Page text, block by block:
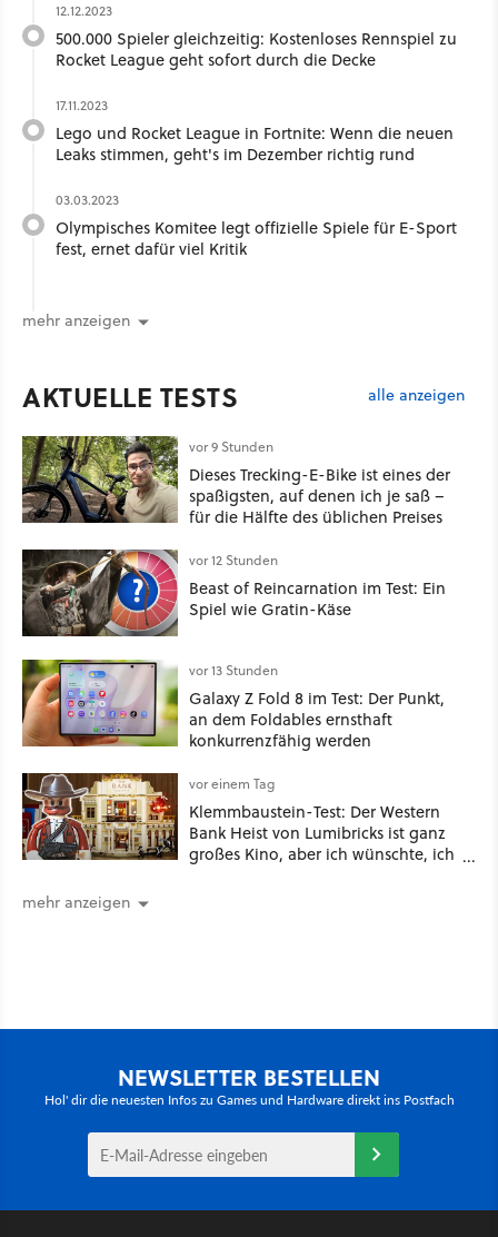
12.12.2023
500.000 Spieler gleichzeitig: Kostenloses Rennspiel zu
Rocket League geht sofort durch die Decke
17.11.2023
Lego und Rocket League in Fortnite: Wenn die neuen
Leaks stimmen, geht's im Dezember richtig rund
03.03.2023
Olympisches Komitee legt offizielle Spiele für E-Sport
fest, ernet dafür viel Kritik
mehr anzeigen
AKTUELLE TESTS alle anzeigen
vor 9 Stunden
Dieses Trecking-E-Bike ist eines der
spaßigsten, auf denen ich je saß –
für die Hälfte des üblichen Preises
vor 12 Stunden
Beast of Reincarnation im Test: Ein
Spiel wie Gratin-Käse
vor 13 Stunden
Galaxy Z Fold 8 im Test: Der Punkt,
an dem Foldables ernsthaft
konkurrenzfähig werden
vor einem Tag
Klemmbaustein-Test: Der Western
Bank Heist von Lumibricks ist ganz
großes Kino, aber ich wünschte, ich
mehr anzeigen
NEWSLETTER BESTELLEN
Hol' dir die neuesten Infos zu Games und Hardware direkt ins Postfach